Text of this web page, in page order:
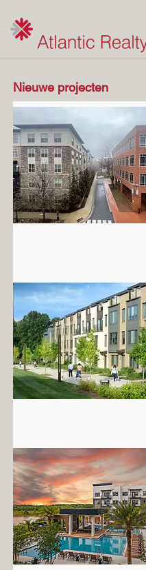
Nieuwe projecten